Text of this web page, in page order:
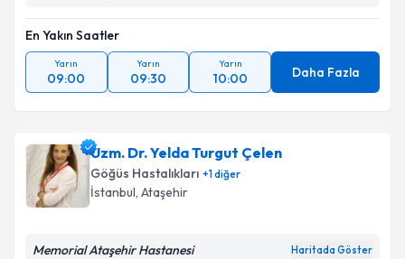
En Yakın Saatler
Yarın
09:00
Yarın
09:30
Yarın
10:00 Daha Fazla
Uzm. Dr. Yelda Turgut Çelen
Göğüs Hastalıkları +1diğer
İstanbul, Ataşehir
Memorial Ataşehir Hastanesi Haritada Göster